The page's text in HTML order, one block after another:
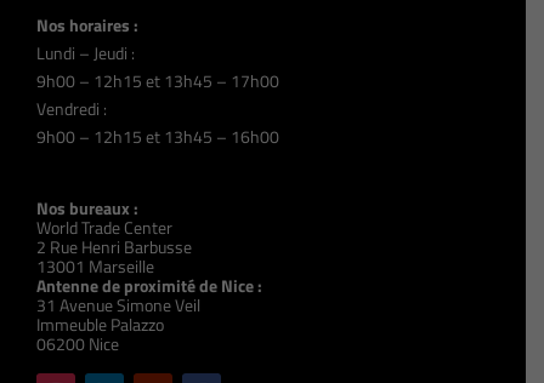
Nos horaires :
Lundi – Jeudi :
9h00 – 12h15 et 13h45 – 17h00
Vendredi :
9h00 – 12h15 et 13h45 – 16h00
Nos bureaux :
World Trade Center
2 Rue Henri Barbusse
13001 Marseille
Antenne de proximité de Nice :
31 Avenue Simone Veil
Immeuble Palazzo
06200 Nice